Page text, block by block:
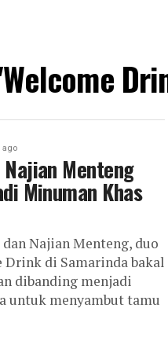
ago
Menteng
Minuman Khas
Najian Menteng, duo
di Samarinda bakal
dibanding menjadi
untuk menyambut tamu